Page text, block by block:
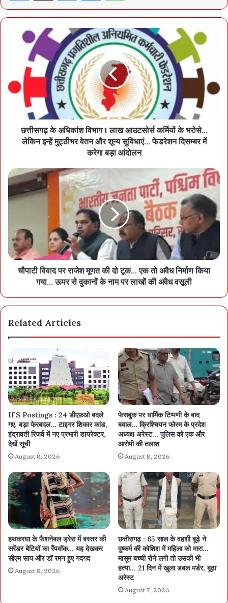
छत्तीसगढ़ के अधिकांश विभाग 1 लाख आउटसोर्स कर्मियों के भरोसे…
लेकिन इन्हें मुट्ठीभर वेतन और शून्य सुविधाएं… फेडरेशन दिसम्बर में
करेगा बड़ा आंदोलन
चौपाटी विवाद पर राजेश मूणत की दो टूक… एक तो अवैध निर्माण किया
गया… ऊपर से दुकानों के नाम पर लाखों की अवैध वसूली
Related Articles
IFS Postings : 24 डीएफ़ओ बदले
गए, बड़ा फेरबदल… टाइगर शिकार कांड,
इंद्रावती रिजर्व में नए प्रभारी डायरेक्टर,
देखें सूची
August 8, 2026
फेसबुक पर धार्मिक टिप्पणी के बाद
बवाल… क्रिश्चियन फोरम के प्रदेश
अध्यक्ष अरेस्ट… पुलिस को एक और
आरोपी की तलाश
August 8, 2026
हथकरघा के फैशनेबल ड्रेस में बस्तर की
सरेंडर बेटियों का रैंपवॉक… यह देखकर
सीएम साय और डॉ रमन हुए गदगद
August 8, 2026
छत्तीसगढ़ : 65 साल के वहशी बूढ़े ने
दुष्कर्म की कोशिश में महिला को मारा…
मासूम बच्ची रोने लगी तो उसकी भी
हत्या… 21 दिन में खुला डबल मर्डर, बूढ़ा
अरेस्ट
August 7, 2026